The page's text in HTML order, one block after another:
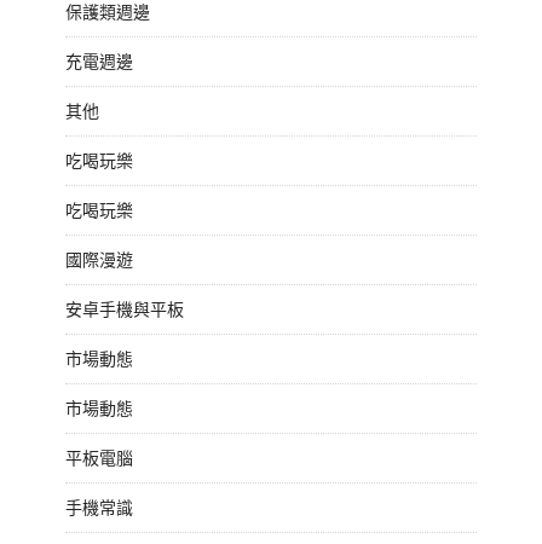
保護類週邊
充電週邊
其他
吃喝玩樂
吃喝玩樂
國際漫遊
安卓手機與平板
市場動態
市場動態
平板電腦
手機常識